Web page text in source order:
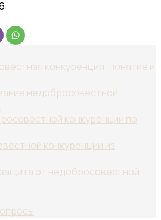
конкуренция: понятие и
недобросовестной
конкуренции по
конкуренции из
от недобросовестной